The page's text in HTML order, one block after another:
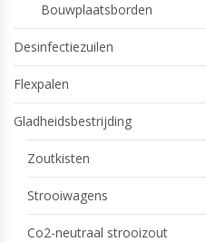
Bouwplaatsborden
Desinfectiezuilen
Flexpalen
Gladheidsbestrijding
Zoutkisten
Strooiwagens
Co2-neutraal strooizout